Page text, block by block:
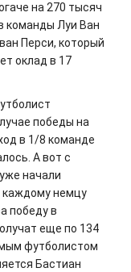
на 270 тысяч
команды Луи Ван
Перси, который
оклад в 17
победы на
в 1/8 команде
А вот с
начали
каждому немцу
победу в
еще по 134
футболистом
Бастиан